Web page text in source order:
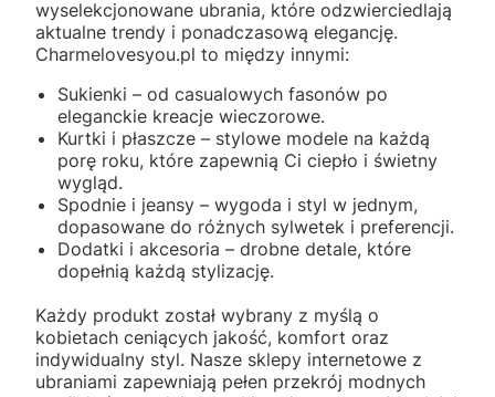
wyselekcjonowane ubrania, które odzwierciedlają
aktualne trendy i ponadczasową elegancję.
Charmelovesyou.pl to między innymi:
Sukienki – od casualowych fasonów po
eleganckie kreacje wieczorowe.
Kurtki i płaszcze – stylowe modele na każdą
porę roku, które zapewnią Ci ciepło i świetny
wygląd.
Spodnie i jeansy – wygoda i styl w jednym,
dopasowane do różnych sylwetek i preferencji.
Dodatki i akcesoria – drobne detale, które
dopełnią każdą stylizację.
Każdy produkt został wybrany z myślą o
kobietach ceniących jakość, komfort oraz
indywidualny styl. Nasze sklepy internetowe z
ubraniami zapewniają pełen przekrój modnych